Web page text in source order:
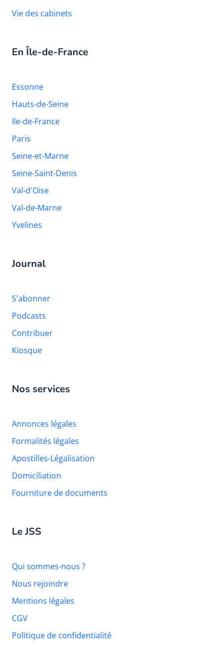
Vie des cabinets
En Île-de-France
Essonne
Hauts-de-Seine
Ile-de-France
Paris
Seine-et-Marne
Seine-Saint-Denis
Val-d'Oise
Val-de-Marne
Yvelines
Journal
S'abonner
Podcasts
Contribuer
Kiosque
Nos services
Annonces légales
Formalités légales
Apostilles-Légalisation
Domiciliation
Fourniture de documents
Le JSS
Qui sommes-nous ?
Nous rejoindre
Mentions légales
CGV
Politique de confidentialité